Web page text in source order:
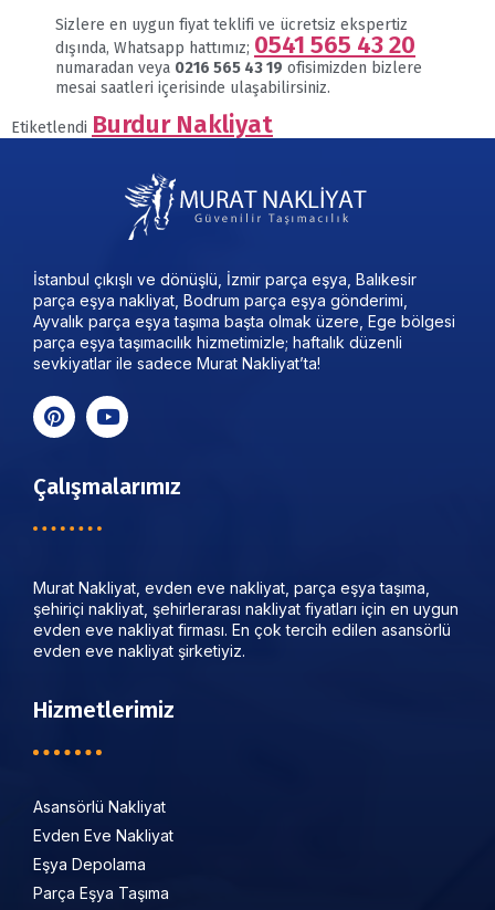
Sizlere en uygun fiyat teklifi ve ücretsiz ekspertiz
dışında, Whatsapp hattımız; 0541 565 43 20
numaradan veya 0216 565 43 19 ofisimizden bizlere
mesai saatleri içerisinde ulaşabilirsiniz.
Etiketlendi Burdur Nakliyat
İstanbul çıkışlı ve dönüşlü, İzmir parça eşya, Balıkesir
parça eşya nakliyat, Bodrum parça eşya gönderimi,
Ayvalık parça eşya taşıma başta olmak üzere, Ege bölgesi
parça eşya taşımacılık hizmetimizle; haftalık düzenli
sevkiyatlar ile sadece Murat Nakliyat’ta!
Çalışmalarımız
Murat Nakliyat, evden eve nakliyat, parça eşya taşıma,
şehiriçi nakliyat, şehirlerarası nakliyat fiyatları için en uygun
evden eve nakliyat firması. En çok tercih edilen asansörlü
evden eve nakliyat şirketiyiz.
Hizmetlerimiz
Asansörlü Nakliyat
Evden Eve Nakliyat
Eşya Depolama
Parça Eşya Taşıma